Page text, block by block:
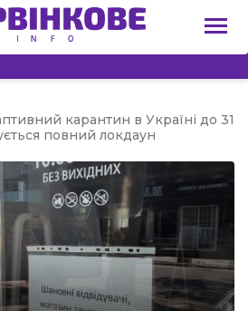
карантин в Україні до 31
повний локдаун